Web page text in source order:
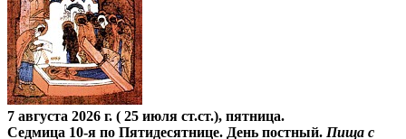
7 августа 2026 г. ( 25 июля ст.ст.), пятница.
Седмица 10-я по Пятидесятнице. День постный. Пища с